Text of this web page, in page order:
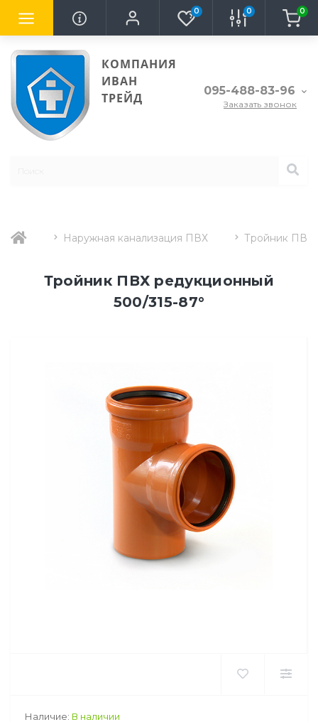
0 0 0
КОМПАНИЯ
ИВАН
ТРЕЙД
095-488-83-96
Заказать звонок
Наружная канализация ПВХ Тройник ПВХ
Тройник ПВХ редукционный
500/315-87°
Наличие: В наличии